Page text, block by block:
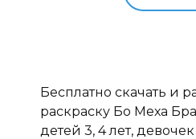
Бесплатно скачать и
раскраску Бо Меха
детей 3, 4 лет,